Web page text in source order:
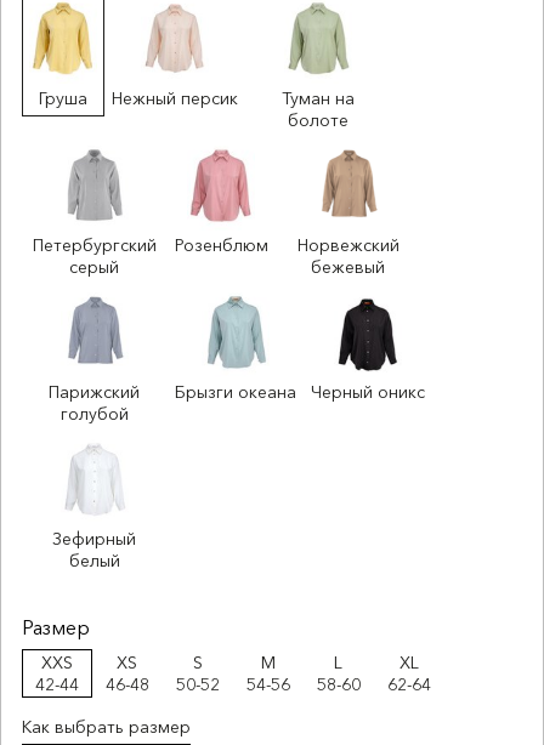
Груша Нежный персик
Туман на
болоте
Петербургский
серый
Розенблюм
Норвежский
бежевый
Парижский
голубой
Брызги океана Черный оникс
Зефирный
белый
Размер
XXS
42-44
XS
46-48
S
50-52
M
54-56
L
58-60
XL
62-64
Как выбрать размер